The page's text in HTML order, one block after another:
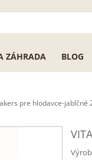
ZÁHRADA BLOG
pre hlodavce-jablčné